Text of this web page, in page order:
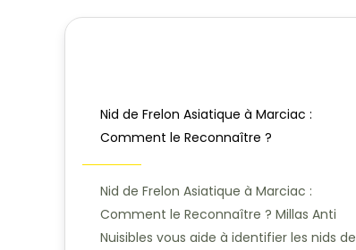
Nid de Frelon Asiatique à Marciac :
Comment le Reconnaître ?
Nid de Frelon Asiatique à Marciac :
Comment le Reconnaître ? Millas Anti
Nuisibles vous aide à identifier les nids de